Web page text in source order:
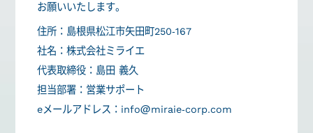
お願いいたします。
住所：島根県松江市矢田町250-167
社名：株式会社ミライエ
代表取締役：島田 義久
担当部署：営業サポート
eメールアドレス：info@miraie-corp.com